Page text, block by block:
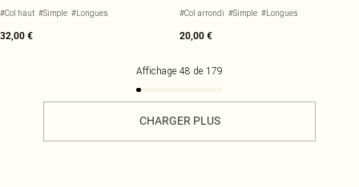
#Col haut #Simple #Longues
32,00 €
FRONCÉ
#Col arrondi #Simple #Longues
20,00 €
Affichage 48 de 179
CHARGER PLUS